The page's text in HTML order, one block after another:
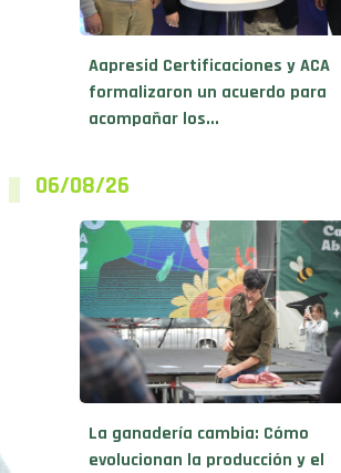
Aapresid Certificaciones y ACA
formalizaron un acuerdo para
acompañar los...
06/08/26
La ganadería cambia: Cómo
evolucionan la producción y el